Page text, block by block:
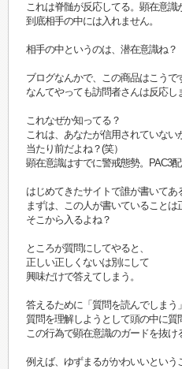
これは脊髄が反応してる。顕在意識
到底相手の中には入れません。
相手の中というのは、潜在意識ね？
ブログなんかで、この商品はこうで
なんてやっても訪問者さんは反応し
これなぜか知ってる？
これは、あなたが信用されていない
当たり前だよね？(笑）
顕在意識はすでに警戒態勢。PAC3配
はじめてきたサイトで誰が書いてあ
まずは、この人が書いていることは
そこから入るよね？
ところが質問にしてやると、
正しい正しくないは別にして
興味だけで答えてしまう。
答えるために「質問を読んでしまう」
質問を理解しようとして頭の中に質
この行為で顕在意識のガードを抜け
例えば、ゆずまるがかわいいという